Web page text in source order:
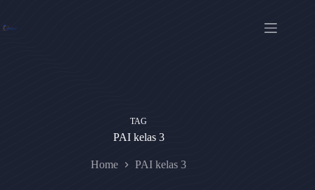
content
TAG
PAI kelas 3
Home PAI kelas 3